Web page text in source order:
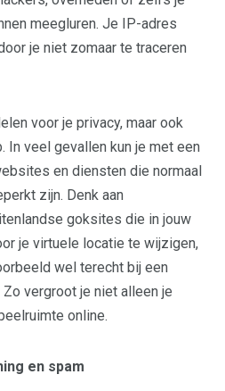
meegluren. Je IP-adres
je niet zomaar te traceren
voor je privacy, maar ook
In veel gevallen kun je met een
en diensten die normaal
zijn. Denk aan
goksites die in jouw
je virtuele locatie te wijzigen,
wel terecht bij een
vergroot je niet alleen je
online.
en spam